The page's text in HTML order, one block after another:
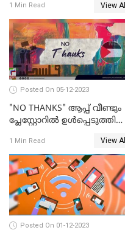
ലഭിക്കും; ഇലോണ്‍ മസ്‌ക്
1 Min Read View All
Posted On 05-12-2023
"NO THANKS" ആപ്പ് വീണ്ടും
പ്ലേസ്റ്റോറില്‍ ഉള്‍പ്പെടുത്തി
1 Min Read View All
Posted On 01-12-2023